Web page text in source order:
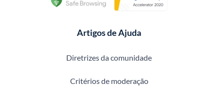
Artigos de Ajuda
Diretrizes da comunidade
Critérios de moderação